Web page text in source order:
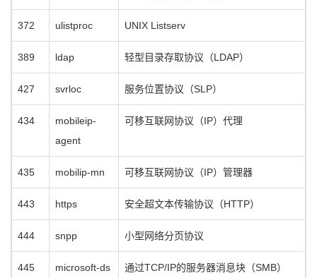
372 ulistproc UNIX Listserv
389 ldap 轻型目录存取协议（LDAP）
427 svrloc 服务位置协议（SLP）
434
mobileip-
agent
可移互联网协议（IP）代理
435 mobilip-mn 可移互联网协议（IP）管理器
443 https 安全超文本传输协议（HTTP）
444 snpp 小型网络分页协议
445 microsoft-ds 通过TCP/IP的服务器消息块（SMB）